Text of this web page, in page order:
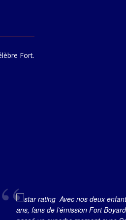
Fort.
Avec nos deux
ans, fans de l’émission Fort